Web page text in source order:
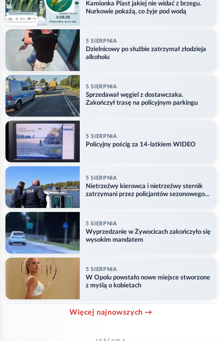
Kamionka Piast jakiej nie widać z brzegu.
Nurkowie pokażą, co żyje pod wodą
5 SIERPNIA
Dzielnicowy po służbie zatrzymał złodzieja
alkoholu
5 SIERPNIA
Sprzedawał węgiel z dostawczaka.
Zakończył trasę na policyjnym parkingu
5 SIERPNIA
Policyjny pościg za 14-latkiem WIDEO
5 SIERPNIA
Nietrzeźwy kierowca i nietrzeźwy sternik
zatrzymani przez policjantów sezonowego
5 SIERPNIA
Wyprzedzanie w Żywocicach zakończyło się
wysokim mandatem
5 SIERPNIA
W Opolu powstało nowe miejsce stworzone
z myślą o kobietach
Więcej najnowszych →
reklama